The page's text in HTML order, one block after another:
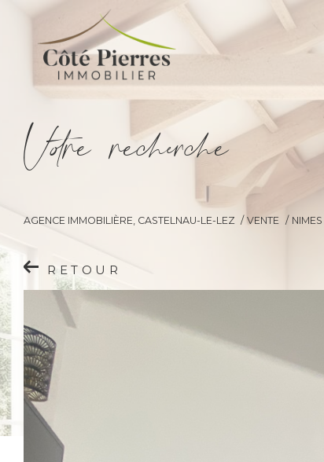
Vore recece
AGENCE IMMOBILIÈRE, CASTELNAU-LE-LEZ VENTE NIMES
RETOUR